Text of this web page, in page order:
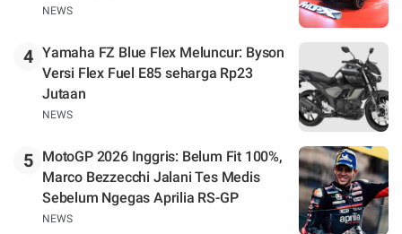
NEWS
4 Yamaha FZ Blue Flex Meluncur: Byson
Versi Flex Fuel E85 seharga Rp23
Jutaan
NEWS
5
MotoGP 2026 Inggris: Belum Fit 100%,
Marco Bezzecchi Jalani Tes Medis
Sebelum Ngegas Aprilia RS-GP
NEWS